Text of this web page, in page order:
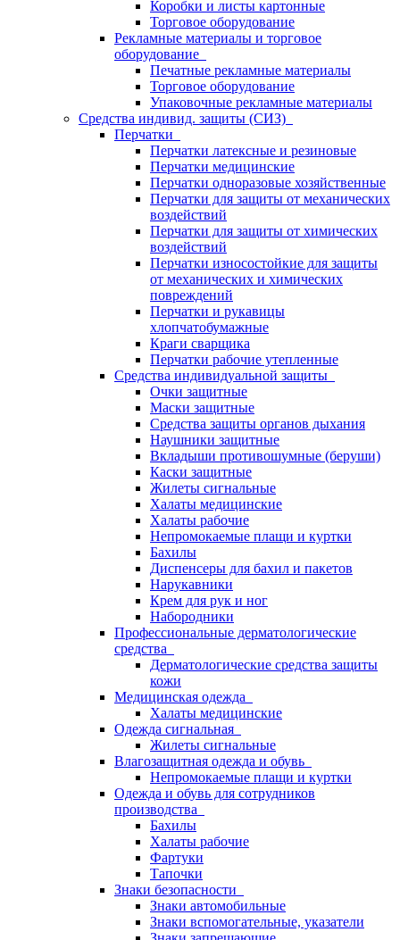
Коробки и листы картонные
Торговое оборудование
Рекламные материалы и торговое
оборудование
Печатные рекламные материалы
Торговое оборудование
Упаковочные рекламные материалы
Средства индивид. защиты (СИЗ)
Перчатки
Перчатки латексные и резиновые
Перчатки медицинские
Перчатки одноразовые хозяйственные
Перчатки для защиты от механических
воздействий
Перчатки для защиты от химических
воздействий
Перчатки износостойкие для защиты
от механических и химических
повреждений
Перчатки и рукавицы
хлопчатобумажные
Краги сварщика
Перчатки рабочие утепленные
Средства индивидуальной защиты
Очки защитные
Маски защитные
Средства защиты органов дыхания
Наушники защитные
Вкладыши противошумные (беруши)
Каски защитные
Жилеты сигнальные
Халаты медицинские
Халаты рабочие
Непромокаемые плащи и куртки
Бахилы
Диспенсеры для бахил и пакетов
Нарукавники
Крем для рук и ног
Набородники
Профессиональные дерматологические
средства
Дерматологические средства защиты
кожи
Медицинская одежда
Халаты медицинские
Одежда сигнальная
Жилеты сигнальные
Влагозащитная одежда и обувь
Непромокаемые плащи и куртки
Одежда и обувь для сотрудников
производства
Бахилы
Халаты рабочие
Фартуки
Тапочки
Знаки безопасности
Знаки автомобильные
Знаки вспомогательные, указатели